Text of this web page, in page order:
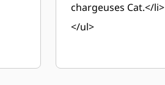
chargeuses Cat.</li>
</ul>